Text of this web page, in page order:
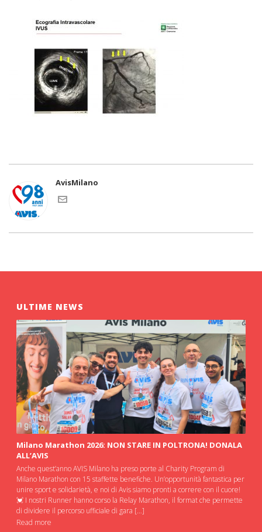
AvisMilano
ULTIME NEWS
Milano Marathon 2026: NON STARE IN POLTRONA! DONALA
ALL’AVIS
Anche quest’anno AVIS Milano ha preso porte al Charity Program di
Milano Marathon con 15 staffette benefiche. Un’opportunità fantastica per
unire sport e solidarietà, e noi di Avis siamo pronti a correre con il cuore!
💓 I nostri Runner hanno corso la Relay Marathon, il format che permette
di dividere il percorso ufficiale di gara […]
Read more